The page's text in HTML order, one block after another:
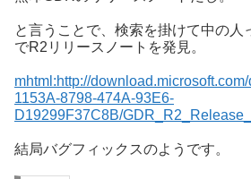
と言うことで、検索を掛けて中の人
でR2リリースノートを発見。
mhtml:http://
1153A-8798-474A-93E6-
D19299F37C8B/
結局バグフィックスのようです。